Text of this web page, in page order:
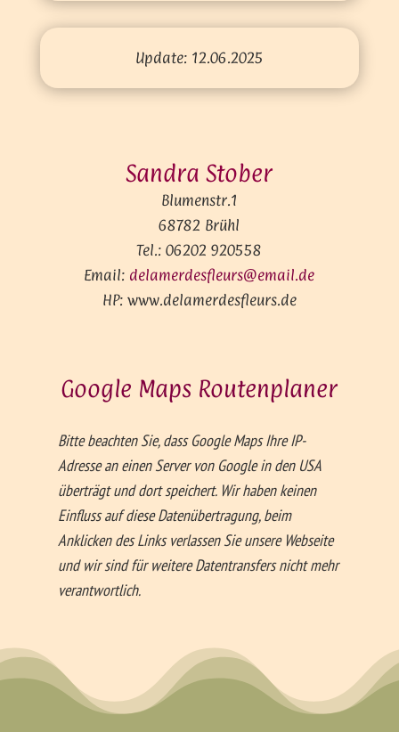
Update: 12.06.2025
Sandra Stober
Blumenstr.1
68782 Brühl
Tel.: 06202 920558
Email: delamerdesfleurs@email.de
HP: www.delamerdesfleurs.de
Google Maps Routen­planer
Bitte beachten Sie, dass Google Maps Ihre IP-
Adresse an einen Server von Google in den USA
überträgt und dort speichert. Wir haben keinen
Einfluss auf diese Datenübertragung, beim
Anklicken des Links verlassen Sie unsere Webseite
und wir sind für weitere Datentransfers nicht mehr
verantwortlich.